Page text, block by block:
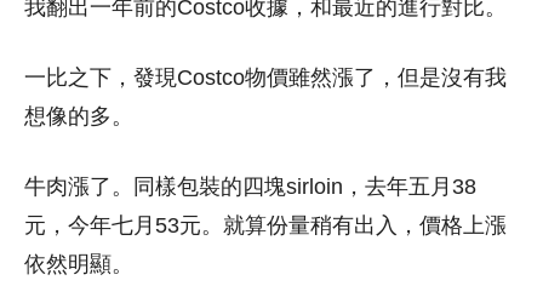
我翻出一年前的Costco收據，和最近的進行對比。
一比之下，發現Costco物價雖然漲了，但是沒有我
想像的多。
牛肉漲了。同樣包裝的四塊sirloin，去年五月38
元，今年七月53元。就算份量稍有出入，價格上漲
依然明顯。